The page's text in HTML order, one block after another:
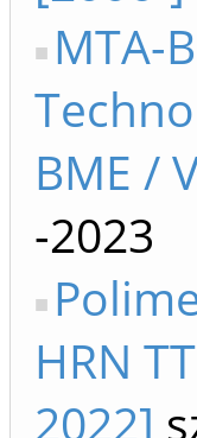
MTA-
BME /
-2023
HRN
2022]